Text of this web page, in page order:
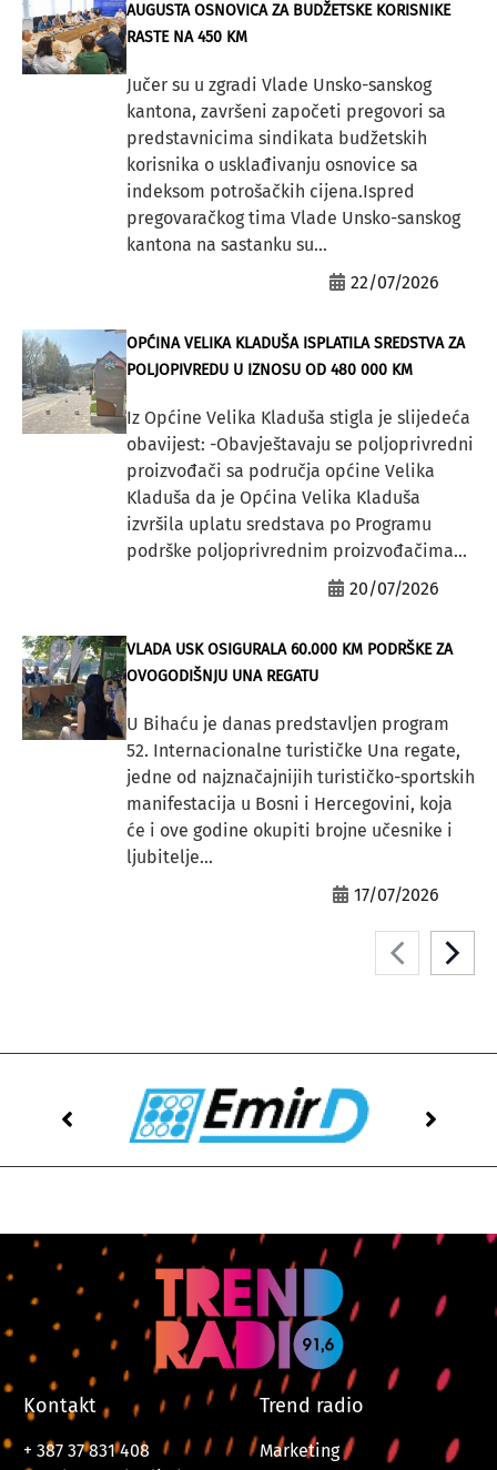
AUGUSTA OSNOVICA ZA BUDŽETSKE KORISNIKE
RASTE NA 450 KM
Jučer su u zgradi Vlade Unsko-sanskog
kantona, završeni započeti pregovori sa
predstavnicima sindikata budžetskih
korisnika o usklađivanju osnovice sa
indeksom potrošačkih cijena.Ispred
pregovaračkog tima Vlade Unsko-sanskog
kantona na sastanku su...
22/07/2026
OPĆINA VELIKA KLADUŠA ISPLATILA SREDSTVA ZA
POLJOPIVREDU U IZNOSU OD 480 000 KM
Iz Općine Velika Kladuša stigla je slijedeća
obavijest: -Obavještavaju se poljoprivredni
proizvođači sa područja općine Velika
Kladuša da je Općina Velika Kladuša
izvršila uplatu sredstava po Programu
podrške poljoprivrednim proizvođačima...
20/07/2026
VLADA USK OSIGURALA 60.000 KM PODRŠKE ZA
OVOGODIŠNJU UNA REGATU
U Bihaću je danas predstavljen program
52. Internacionalne turističke Una regate,
jedne od najznačajnijih turističko-sportskih
manifestacija u Bosni i Hercegovini, koja
će i ove godine okupiti brojne učesnike i
ljubitelje...
17/07/2026
Kontakt
+ 387 37 831 408
Trend radio
Marketing